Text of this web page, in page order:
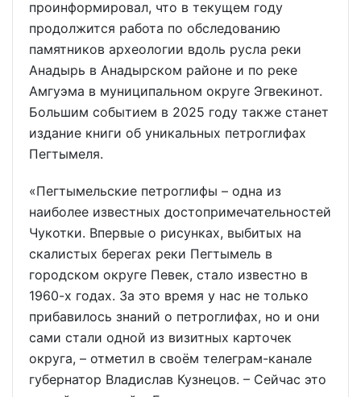
проинформировал, что в текущем году
продолжится работа по обследованию
памятников археологии вдоль русла реки
Анадырь в Анадырском районе и по реке
Амгуэма в муниципальном округе Эгвекинот.
Большим событием в 2025 году также станет
издание книги об уникальных петроглифах
Пегтымеля.
«Пегтымельские петроглифы – одна из
наиболее известных достопримечательностей
Чукотки. Впервые о рисунках, выбитых на
скалистых берегах реки Пегтымель в
городском округе Певек, стало известно в
1960-х годах. За это время у нас не только
прибавилось знаний о петроглифах, но и они
сами стали одной из визитных карточек
округа, – отметил в своём телеграм-канале
губернатор Владислав Кузнецов. – Сейчас это